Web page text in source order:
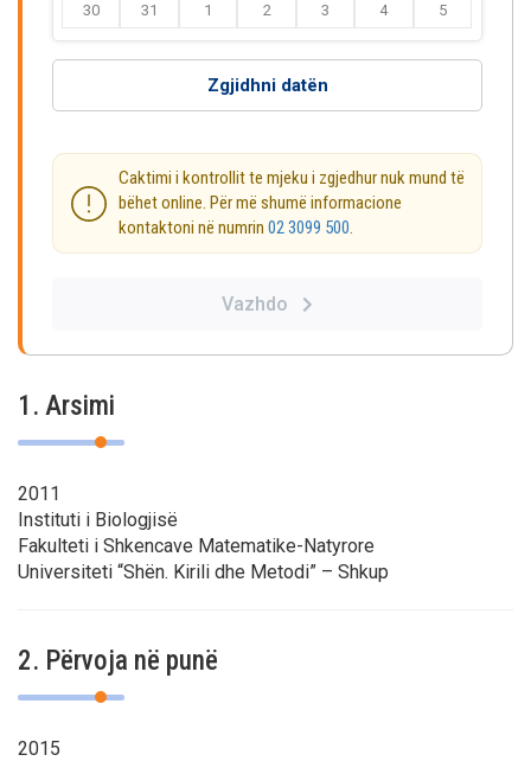
30 31 1 2 3 4 5
Zgjidhni datën
Caktimi i kontrollit te mjeku i zgjedhur nuk mund të
bëhet online. Për më shumë informacione
kontaktoni në numrin 02 3099 500.
Vazhdo
1. Arsimi
2011
Instituti i Biologjisë
Fakulteti i Shkencave Matematike-Natyrore
Universiteti “Shën. Kirili dhe Metodi” – Shkup
2. Përvoja në punë
2015